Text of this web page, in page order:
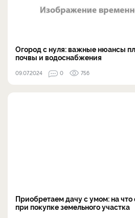
Огород с нуля: важные нюансы
почвы и водоснабжения
09.07.2024 0 756
Приобретаем дачу с умом: на
при покупке земельного участка